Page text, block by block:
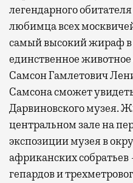
легендарного
любимца всех
самый высокий жираф
единственное
Самсон Гамлетович
Самсона сможет
Дарвиновского музея.
центральном зале на
экспозиции музея в
африканских собратьев
гепардов и